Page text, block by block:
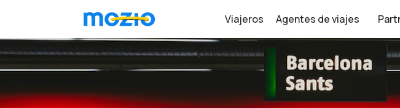
Viajeros Agentes de viajes